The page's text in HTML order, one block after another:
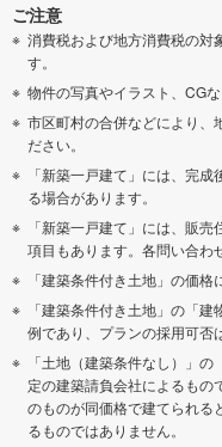
ご注意
消費税および地方消費税の対
す。
物件の写真やイラスト、CG
市区町村の合併などにより、
ださい。
「新築一戸建て」には、完
る場合があります。
「新築一戸建て」には、販
項目もあります。各問い合わ
「建築条件付き土地」の価格
「建築条件付き土地」の「
例であり、プランの採用可否
「土地（建築条件なし）」
定の建築請負会社によるもの
のものが同価格で建てられる
るものではありません。